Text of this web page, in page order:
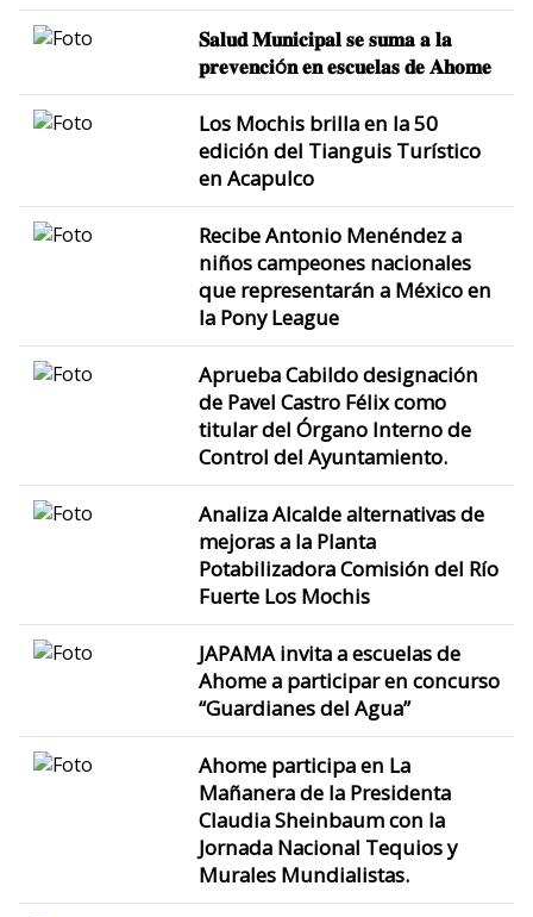
𝐒𝐚𝐥𝐮𝐝 𝐌𝐮𝐧𝐢𝐜𝐢𝐩𝐚𝐥 𝐬𝐞 𝐬𝐮𝐦𝐚 𝐚 𝐥𝐚
𝐩𝐫𝐞𝐯𝐞𝐧𝐜𝐢ó𝐧 𝐞𝐧 𝐞𝐬𝐜𝐮𝐞𝐥𝐚𝐬 𝐝𝐞 𝐀𝐡𝐨𝐦𝐞
Los Mochis brilla en la 50
edición del Tianguis Turístico
en Acapulco
Recibe Antonio Menéndez a
niños campeones nacionales
que representarán a México en
la Pony League
Aprueba Cabildo designación
de Pavel Castro Félix como
titular del Órgano Interno de
Control del Ayuntamiento.
Analiza Alcalde alternativas de
mejoras a la Planta
Potabilizadora Comisión del Río
Fuerte Los Mochis
JAPAMA invita a escuelas de
Ahome a participar en concurso
“Guardianes del Agua”
Ahome participa en La
Mañanera de la Presidenta
Claudia Sheinbaum con la
Jornada Nacional Tequios y
Murales Mundialistas.